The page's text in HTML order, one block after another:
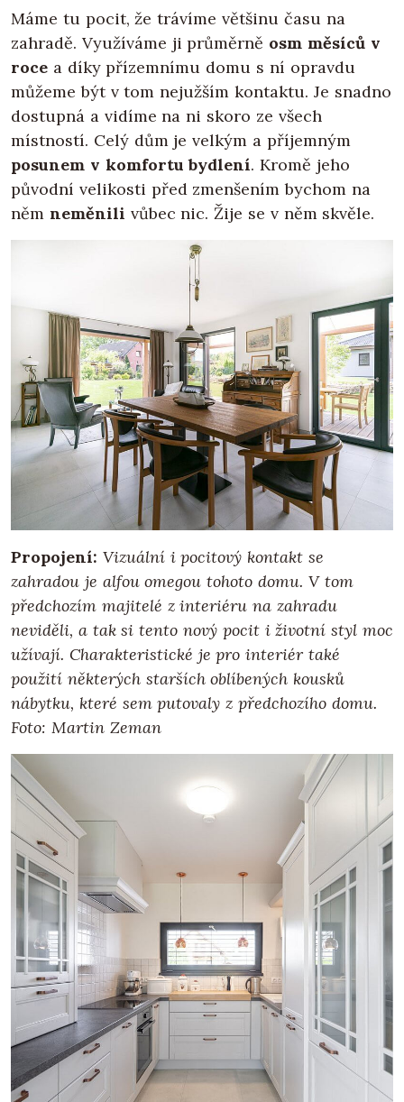
Máme tu pocit, že trávíme většinu času na
zahradě. Využíváme ji průměrně osm měsíců v
roce a díky přízemnímu domu s ní opravdu
můžeme být v tom nejužším kontaktu. Je snadno
dostupná a vidíme na ni skoro ze všech
místností. Celý dům je velkým a příjemným
posunem v komfortu bydlení. Kromě jeho
původní velikosti před zmenšením bychom na
něm neměnili vůbec nic. Žije se v něm skvěle.
Propojení: Vizuální i pocitový kontakt se
zahradou je alfou omegou tohoto domu. V tom
předchozím majitelé z interiéru na zahradu
neviděli, a tak si tento nový pocit i životní styl moc
užívají. Charakteristické je pro interiér také
použití některých starších oblíbených kousků
nábytku, které sem putovaly z předchozího domu.
Foto: Martin Zeman